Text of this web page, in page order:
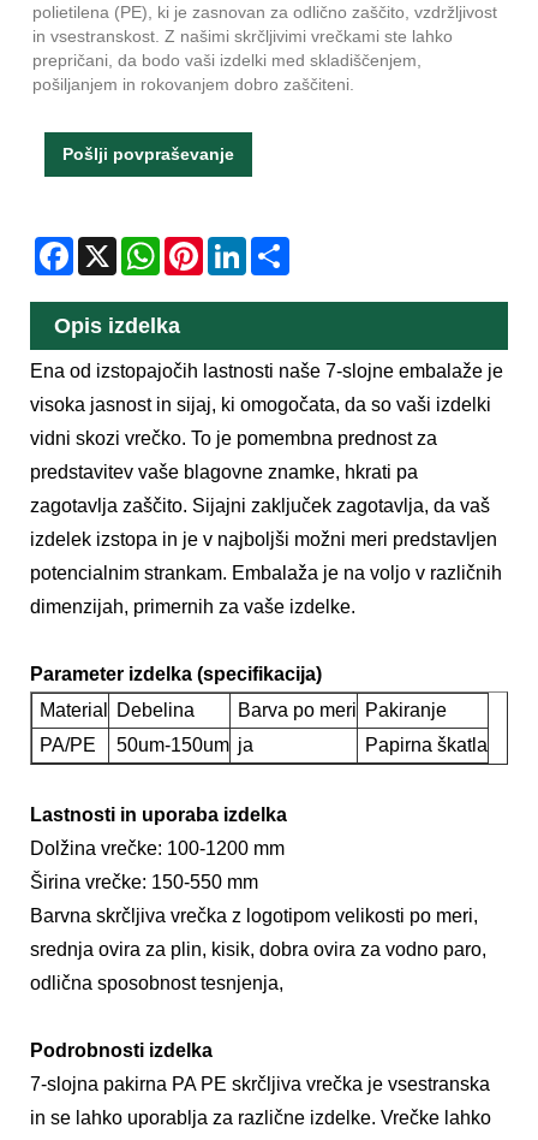
polietilena (PE), ki je zasnovan za odlično zaščito, vzdržljivost
in vsestranskost. Z našimi skrčljivimi vrečkami ste lahko
prepričani, da bodo vaši izdelki med skladiščenjem,
pošiljanjem in rokovanjem dobro zaščiteni.
Pošlji povpraševanje
Facebook
X WhatsAppPinterestLinkedIn
Opis izdelka
Ena od izstopajočih lastnosti naše 7-slojne embalaže je
visoka jasnost in sijaj, ki omogočata, da so vaši izdelki
vidni skozi vrečko. To je pomembna prednost za
predstavitev vaše blagovne znamke, hkrati pa
zagotavlja zaščito. Sijajni zaključek zagotavlja, da vaš
izdelek izstopa in je v najboljši možni meri predstavljen
potencialnim strankam. Embalaža je na voljo v različnih
dimenzijah, primernih za vaše izdelke.
Parameter izdelka (specifikacija)
Material
Debelina Barva po meri Pakiranje
PA/PE
50um-150um ja Papirna škatla
Lastnosti in uporaba izdelka
Dolžina vrečke: 100-1200 mm
Širina vrečke: 150-550 mm
Barvna skrčljiva vrečka z logotipom velikosti po meri,
srednja ovira za plin, kisik, dobra ovira za vodno paro,
odlična sposobnost tesnjenja,
Podrobnosti izdelka
7-slojna pakirna PA PE skrčljiva vrečka je vsestranska
in se lahko uporablja za različne izdelke. Vrečke lahko